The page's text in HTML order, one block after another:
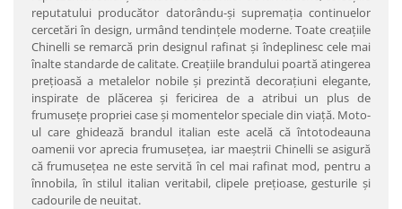
reputatului producător datorându-şi supremaţia continuelor
cercetări în design, urmând tendinţele moderne. Toate creaţiile
Chinelli se remarcă prin designul rafinat şi îndeplinesc cele mai
înalte standarde de calitate. Creaţiile brandului poartă atingerea
preţioasă a metalelor nobile şi prezintă decoraţiuni elegante,
inspirate de plăcerea şi fericirea de a atribui un plus de
frumuseţe propriei case şi momentelor speciale din viaţă. Moto-
ul care ghidează brandul italian este acelă că întotodeauna
oamenii vor aprecia frumuseţea, iar maeştrii Chinelli se asigură
că frumuseţea ne este servită în cel mai rafinat mod, pentru a
înnobila, în stilul italian veritabil, clipele preţioase, gesturile şi
cadourile de neuitat.